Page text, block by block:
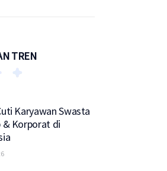
TREN
Karyawan Swasta
Korporat di